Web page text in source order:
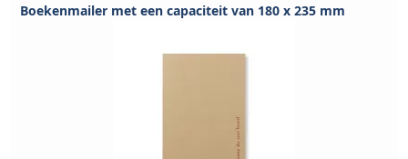
Boekenmailer met een capaciteit van 180 x 235 mm